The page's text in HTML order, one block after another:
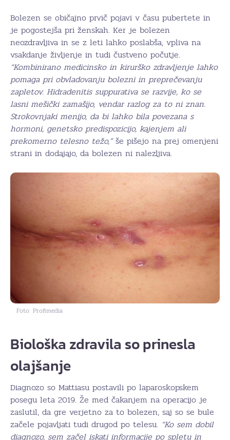
Bolezen se običajno prvič pojavi v času pubertete in
je pogostejša pri ženskah. Ker je bolezen
neozdravljiva in se z leti lahko poslabša, vpliva na
vsakdanje življenje in tudi čustveno počutje.
“Kombinirano medicinsko in kirurško zdravljenje lahko
pomaga pri obvladovanju bolezni in preprečevanju
zapletov. Hidradenitis suppurativa se razvije, ko se
lasni mešički zamašijo, vendar razlog za to ni znan.
Strokovnjaki menijo, da bi lahko bila povezana s
hormoni, genetsko predispozicijo, kajenjem ali
prekomerno telesno težo,”še pišejo na prej omenjeni
strani in dodajajo, da bolezen ni nalezljiva.
Foto: Profimedia
Biološka zdravila so prinesla
olajšanje
Diagnozo so Mattiasu postavili po laparoskopskem
posegu leta 2019. Že med čakanjem na operacijo je
zaslutil, da gre verjetno za to bolezen, saj so se bule
začele pojavljati tudi drugod po telesu. “Ko sem dobil
diagnozo, sem začel iskati informacije po spletu in